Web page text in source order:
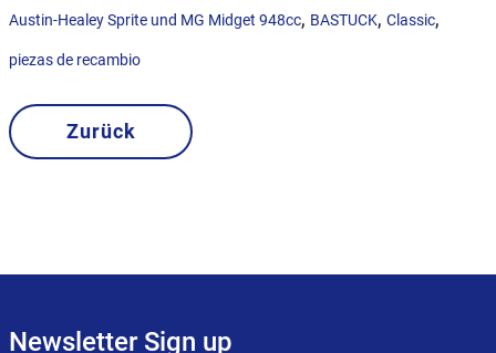
Austin-Healey Sprite und MG Midget 948cc, BASTUCK, Classic,
piezas de recambio
Zurück
Newsletter Sign up